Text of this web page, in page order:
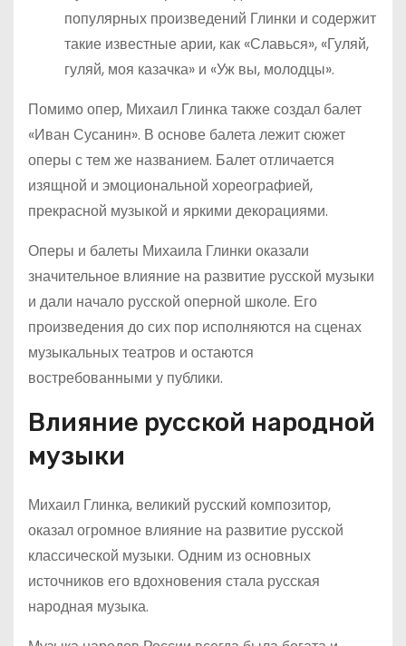
популярных произведений Глинки и содержит
такие известные арии, как «Славься», «Гуляй,
гуляй, моя казачка» и «Уж вы, молодцы».
Помимо опер, Михаил Глинка также создал балет
«Иван Сусанин». В основе балета лежит сюжет
оперы с тем же названием. Балет отличается
изящной и эмоциональной хореографией,
прекрасной музыкой и яркими декорациями.
Оперы и балеты Михаила Глинки оказали
значительное влияние на развитие русской музыки
и дали начало русской оперной школе. Его
произведения до сих пор исполняются на сценах
музыкальных театров и остаются
востребованными у публики.
Влияние русской народной
музыки
Михаил Глинка, великий русский композитор,
оказал огромное влияние на развитие русской
классической музыки. Одним из основных
источников его вдохновения стала русская
народная музыка.